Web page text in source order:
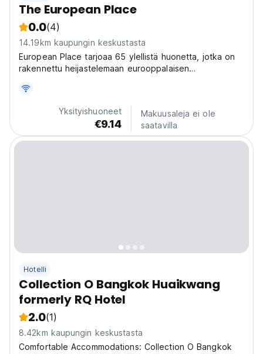
The European Place
0.0(4)
14.19km kaupungin keskustasta
European Place tarjoaa 65 ylellistä huonetta, jotka on
rakennettu heijastelemaan eurooppalaisen
Yksityishuoneet
€9.14
Makuusaleja ei ole
saatavilla
Hotelli
Collection O Bangkok Huaikwang
formerly RQ Hotel
2.0(1)
8.42km kaupungin keskustasta
Comfortable Accommodations: Collection O Bangkok